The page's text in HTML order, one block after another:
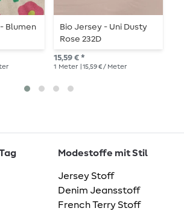
Blumen
Bio Jersey - Uni Dusty
Rose 232D
15,59 € *
1 Meter | 15,59 € / Meter
Modestoffe mit Stil
Jersey Stoff
Denim Jeansstoff
French Terry Stoff